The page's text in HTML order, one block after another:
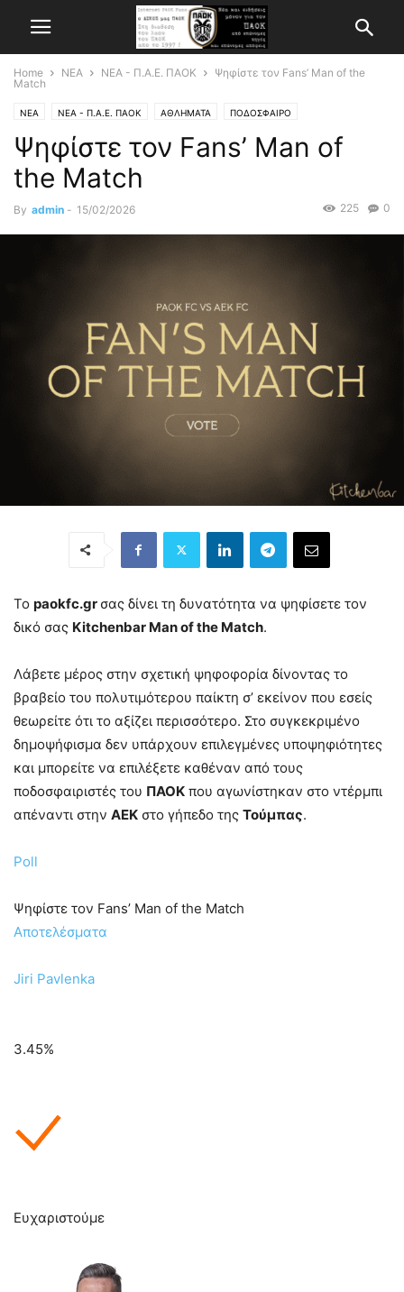
Home ΝΕΑ ΝΕΑ - Π.Α.Ε. ΠΑΟΚ
Ψηφίστε τον Fans’ Man of the
Match
ΝΕΑ ΝΕΑ - Π.Α.Ε. ΠΑΟΚ ΑΘΛΗΜΑΤΑ ΠΟΔΟΣΦΑΙΡΟ
Ψηφίστε τον Fans’ Man of
the Match
By admin - 15/02/2026 0
225
To paokfc.gr σας δίνει τη δυνατότητα να ψηφίσετε τον
δικό σας Kitchenbar Man of the Match.
Λάβετε μέρος στην σχετική ψηφοφορία δίνοντας το
βραβείο του πολυτιμότερου παίκτη σ’ εκείνον που εσείς
θεωρείτε ότι το αξίζει περισσότερο. Στο συγκεκριμένο
δημοψήφισμα δεν υπάρχουν επιλεγμένες υποψηφιότητες
και μπορείτε να επιλέξετε καθέναν από τους
ποδοσφαιριστές του ΠΑΟΚ που αγωνίστηκαν στο ντέρμπι
απέναντι στην ΑΕΚ στο γήπεδο της Τούμπας.
Poll
Ψηφίστε τον Fans’ Man of the Match
Aποτελέσματα
Jiri Pavlenka
3.45%
Ευχαριστούμε